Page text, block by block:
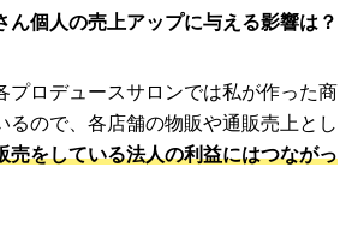
個人の売上アップに与える影響は？
プロデュースサロンでは私が作った商
るので、各店舗の物販や通販売上とし
売をしている法人の利益にはつながっ